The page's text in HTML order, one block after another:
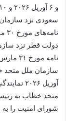
سعودی نزد
دولت قطر نزد
آوریل
متحد خطاب به
شورای امنیت را